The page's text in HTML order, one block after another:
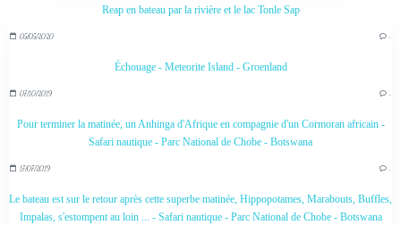
Reap en bateau par la rivière et le lac Tonle Sap
05/05/2020 …
Échouage - Meteorite Island - Groenland
07/10/2019 …
Pour terminer la matinée, un Anhinga d'Afrique en compagnie d'un Cormoran africain -
Safari nautique - Parc National de Chobe - Botswana
17/07/2019 …
Le bateau est sur le retour après cette superbe matinée, Hippopotames, Marabouts, Buffles,
Impalas, s'estompent au loin ... - Safari nautique - Parc National de Chobe - Botswana